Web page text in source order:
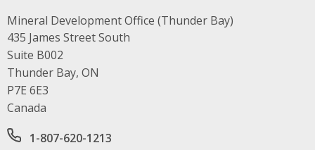
Mineral Development Office (Thunder Bay)
Address
435 James Street South
Suite B002
Thunder Bay, ON
P7E 6E3
Canada
Office phone number
1-807-620-1213